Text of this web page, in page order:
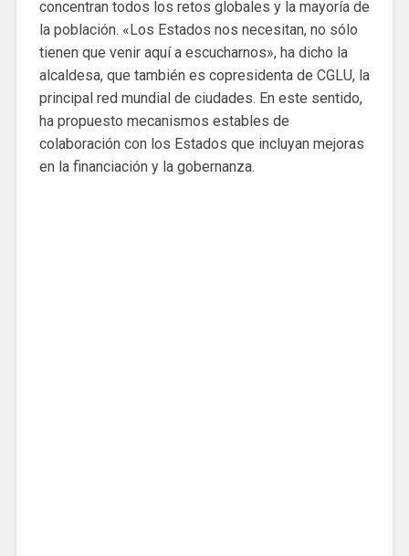
concentran todos los retos globales y la mayoría de
la población. «Los Estados nos necesitan, no sólo
tienen que venir aquí a escucharnos», ha dicho la
alcaldesa, que también es copresidenta de CGLU, la
principal red mundial de ciudades. En este sentido,
ha propuesto mecanismos estables de
colaboración con los Estados que incluyan mejoras
en la financiación y la gobernanza.